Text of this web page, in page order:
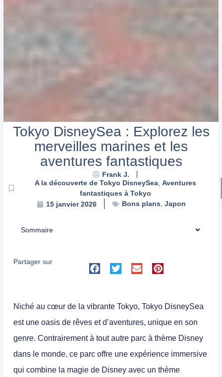
Tokyo DisneySea : Explorez les
merveilles marines et les
aventures fantastiques
Frank J.
A la découverte de Tokyo DisneySea, Aventures
fantastiques à Tokyo
15 janvier 2026
Bons plans, Japon
Sommaire
Partager sur
Niché au cœur de la vibrante Tokyo, Tokyo DisneySea
est une oasis de rêves et d’aventures, unique en son
genre. Contrairement à tout autre parc à thème Disney
dans le monde, ce parc offre une expérience immersive
qui combine la magie de Disney avec un thème